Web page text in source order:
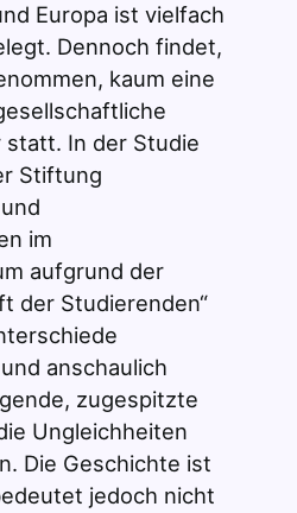
Europa ist vielfach
Dennoch findet,
kaum eine
In der Studie
Stiftung
im
aufgrund der
der Studierenden“
anschaulich
zugespitzte
Ungleichheiten
Die Geschichte ist
jedoch nicht